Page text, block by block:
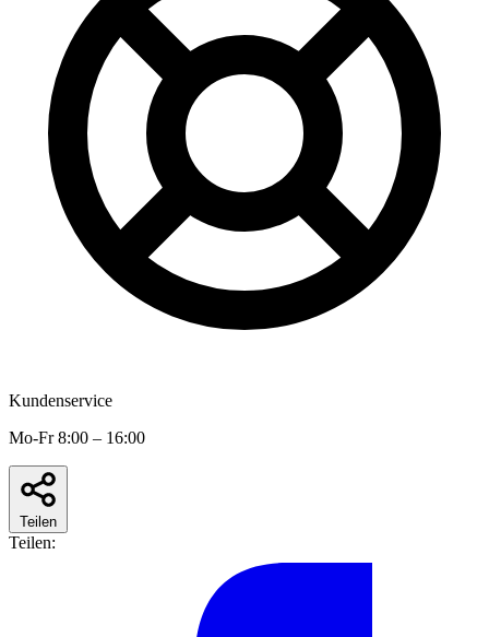
Kundenservice
Mo-Fr 8:00 – 16:00
Teilen
Teilen: